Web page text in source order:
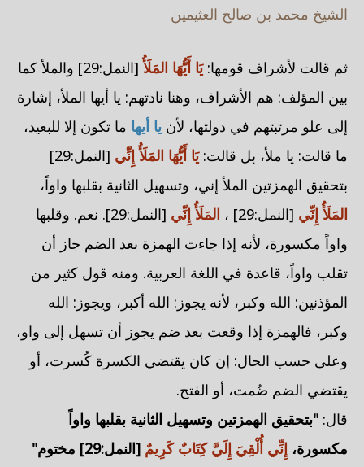
الشيخ محمد بن صالح العثيمين
ثم قالت لأشراف قومها:يَا أَيُّهَا المَلَأُ
[النمل:29] والملأ كما
بين المؤلف: هم الأشراف، وهنا نادتهم: يا أيها الملأ، إشارة
إلى علو مرتبتهم في دولتها، لأن يا أيها ما تكون إلا للبعيد،
ما قالت: يا ملأ، بل قالت:يَا أَيُّهَا المَلَأُ إِنِّي
[النمل:29]
بتحقيق الهمزتين الملأ إني، وتسهيل الثانية بقلبها واواً،
المَلَأُ إِنِّي [النمل:29] ، المَلَأُ إِنِّي
[النمل:29]. نعم. وقلبها
واواً مكسورة، لأنه إذا جاءت الهمزة بعد الضم جاز أن
تقلب واواً، قاعدة في اللغة العربية. ومنه قول كثير من
المؤذنين: الله وكبر، لأنه يجوز: الله أكبر، ويجوز: الله
وكبر، فالهمزة إذا وقعت بعد ضم يجوز أن تسهل إلى واو،
وعلى حسب الحال: إن كان يقتضي الكسرة كُسرت، أو
يقتضي الضم ضُمت، أو الفتح.
قال: "بتحقيق الهمزتين وتسهيل الثانية بقلبها واواً
مكسورة، إِنِّي أُلْقِيَ إِلَيَّ كِتَابٌ كَرِيمٌ [النمل:29] مختوم"